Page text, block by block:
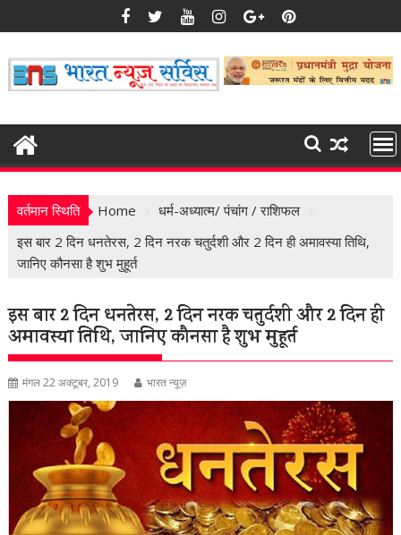
to
वर्तमान स्थिति Home
धर्म-अध्यात्म/ पंचांग / राशिफल
इस बार 2 दिन धनतेरस, 2 दिन नरक चतुर्दशी और 2 दिन ही अमावस्या तिथि,
जानिए कौनसा है शुभ मुहूर्त
इस बार 2 दिन धनतेरस, 2 दिन नरक चतुर्दशी और 2 दिन ही
अमावस्या तिथि, जानिए कौनसा है शुभ मुहूर्त
मंगल 22 अक्टूबर, 2019 भारत न्यूज़